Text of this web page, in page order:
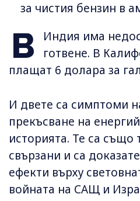
за чистия бензин в
В
Индия има
готвене. В
плащат 6 долара за
И двете са симптоми
прекъсване на
историята. Те са също
свързани и са
ефекти върху
войната на САЩ и